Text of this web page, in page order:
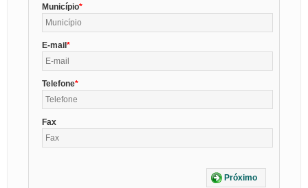
Município
E-mail
Telefone
Fax
Próximo